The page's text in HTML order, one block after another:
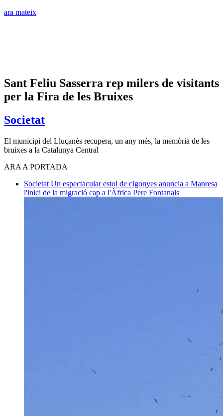
ara mateix
Sant Feliu Sasserra rep milers de visitants
per la Fira de les Bruixes
Societat
El municipi del Lluçanès recupera, un any més, la memòria de les
bruixes a la Catalunya Central
ARA A PORTADA
Societat Un espectacular estol de cigonyes anuncia a Manresa
l'inici de la migració cap a l'Àfrica Pere Fontanals